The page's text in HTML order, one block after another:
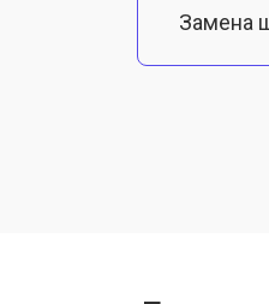
Замена